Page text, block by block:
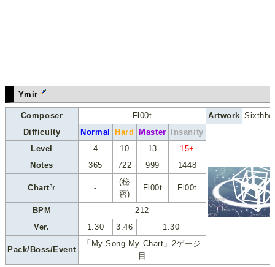
Ymir
Composer Fl00t Artwork
Difficulty
Normal Hard Master
Insanity
Level
4 10 13
15+
Notes
365 722 999 1448
Chart³r -
(秘
密)
Fl00t Fl00t
BPM
212
Ver.
1.30 3.46 1.30
Pack/Boss/Event
「My Song My Chart」2ゲージ
目